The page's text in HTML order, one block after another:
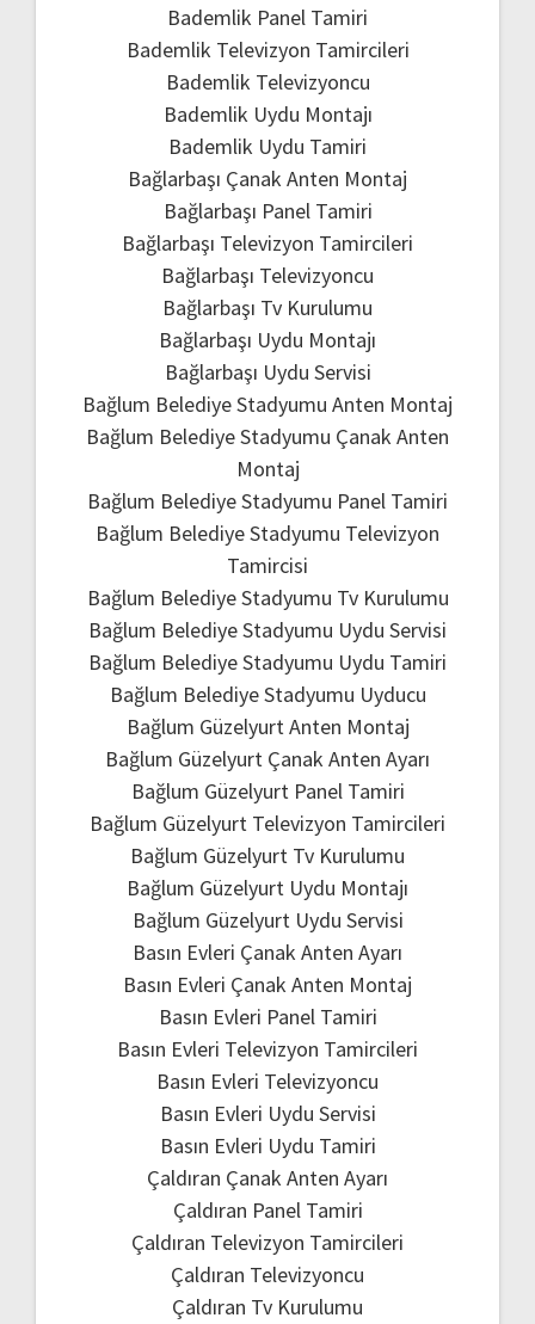
Bademlik Panel Tamiri
Bademlik Televizyon Tamircileri
Bademlik Televizyoncu
Bademlik Uydu Montajı
Bademlik Uydu Tamiri
Bağlarbaşı Çanak Anten Montaj
Bağlarbaşı Panel Tamiri
Bağlarbaşı Televizyon Tamircileri
Bağlarbaşı Televizyoncu
Bağlarbaşı Tv Kurulumu
Bağlarbaşı Uydu Montajı
Bağlarbaşı Uydu Servisi
Bağlum Belediye Stadyumu Anten Montaj
Bağlum Belediye Stadyumu Çanak Anten
Montaj
Bağlum Belediye Stadyumu Panel Tamiri
Bağlum Belediye Stadyumu Televizyon
Tamircisi
Bağlum Belediye Stadyumu Tv Kurulumu
Bağlum Belediye Stadyumu Uydu Servisi
Bağlum Belediye Stadyumu Uydu Tamiri
Bağlum Belediye Stadyumu Uyducu
Bağlum Güzelyurt Anten Montaj
Bağlum Güzelyurt Çanak Anten Ayarı
Bağlum Güzelyurt Panel Tamiri
Bağlum Güzelyurt Televizyon Tamircileri
Bağlum Güzelyurt Tv Kurulumu
Bağlum Güzelyurt Uydu Montajı
Bağlum Güzelyurt Uydu Servisi
Basın Evleri Çanak Anten Ayarı
Basın Evleri Çanak Anten Montaj
Basın Evleri Panel Tamiri
Basın Evleri Televizyon Tamircileri
Basın Evleri Televizyoncu
Basın Evleri Uydu Servisi
Basın Evleri Uydu Tamiri
Çaldıran Çanak Anten Ayarı
Çaldıran Panel Tamiri
Çaldıran Televizyon Tamircileri
Çaldıran Televizyoncu
Çaldıran Tv Kurulumu